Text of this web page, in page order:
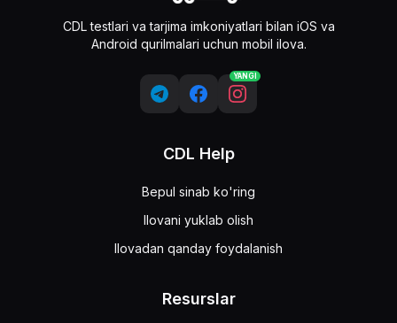
CDL testlari va tarjima imkoniyatlari bilan iOS va
Android qurilmalari uchun mobil ilova.
YANGI
CDL Help
Bepul sinab ko'ring
Ilovani yuklab olish
Ilovadan qanday foydalanish
Resurslar